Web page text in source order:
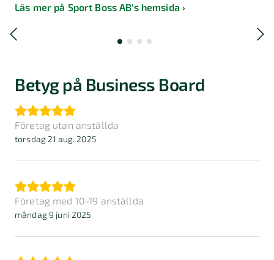
Läs mer på Sport Boss AB's hemsida
Betyg på Business Board
Företag utan anställda
torsdag 21 aug. 2025
Företag med 10-19 anställda
måndag 9 juni 2025